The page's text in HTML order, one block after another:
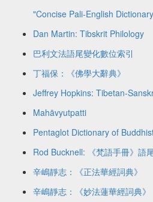
"Concise Pali-English
Dan Martin: Tibskrit Philology
巴利文法語尾變化數位索引
丁福保：《佛學大辭典》
Jeffrey Hopkins: Tibetan-
Mahāvyutpatti
Pentaglot Dictionary of
Rod Bucknell: 《梵語手冊》語
辛嶋靜志：《正法華經詞典》
辛嶋靜志：《妙法蓮華經詞典》